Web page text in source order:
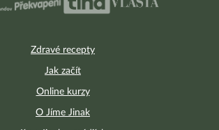
Zdravé recepty
Jak začít
Online kurzy
O Jíme Jinak